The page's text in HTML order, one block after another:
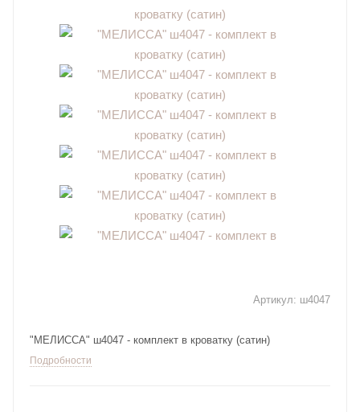
Артикул: ш4047
"МЕЛИССА" ш4047 - комплект в кроватку (сатин)
Подробности